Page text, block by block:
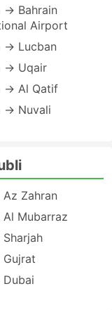
→ Bahrain
Airport
→ Lucban
→ Uqair
→ Al Qatif
→ Nuvali
Zahran
Mubarraz